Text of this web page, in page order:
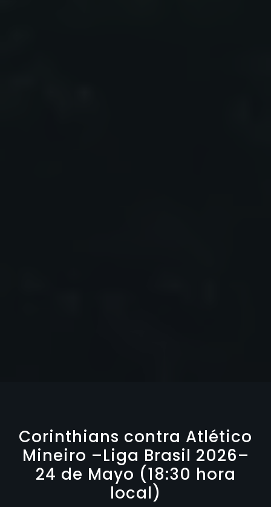
Corinthians contra Atlético
Mineiro –Liga Brasil 2026–
24 de Mayo (18:30 hora
local)